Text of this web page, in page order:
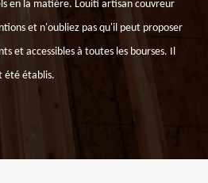
en la matière. Louiti artisan couvreur
et n'oubliez pas qu'il peut proposer
et accessibles à toutes les bourses. Il
été établis.